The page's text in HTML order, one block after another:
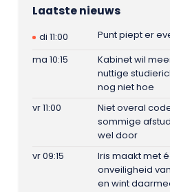
Laatste nieuws
di 11:00
Punt piept er
ma 10:15
Kabinet wil
nuttige
nog niet hoe
vr 11:00
Niet overal
sommige
wel door
vr 09:15
Iris maakt met
onveiligheid
en wint